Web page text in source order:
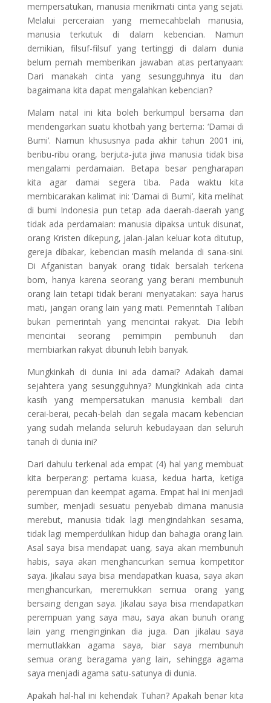
mempersatukan, manusia menikmati cinta yang sejati.
Melalui perceraian yang memecahbelah manusia,
manusia terkutuk di dalam kebencian. Namun
demikian, filsuf-filsuf yang tertinggi di dalam dunia
belum pernah memberikan jawaban atas pertanyaan:
Dari manakah cinta yang sesungguhnya itu dan
bagaimana kita dapat mengalahkan kebencian?
Malam natal ini kita boleh berkumpul bersama dan
mendengarkan suatu khotbah yang bertema: ‘Damai di
Bumi’. Namun khususnya pada akhir tahun 2001 ini,
beribu-ribu orang, berjuta-juta jiwa manusia tidak bisa
mengalami perdamaian. Betapa besar pengharapan
kita agar damai segera tiba. Pada waktu kita
membicarakan kalimat ini: ‘Damai di Bumi’, kita melihat
di bumi Indonesia pun tetap ada daerah-daerah yang
tidak ada perdamaian: manusia dipaksa untuk disunat,
orang Kristen dikepung, jalan-jalan keluar kota ditutup,
gereja dibakar, kebencian masih melanda di sana-sini.
Di Afganistan banyak orang tidak bersalah terkena
bom, hanya karena seorang yang berani membunuh
orang lain tetapi tidak berani menyatakan: saya harus
mati, jangan orang lain yang mati. Pemerintah Taliban
bukan pemerintah yang mencintai rakyat. Dia lebih
mencintai seorang pemimpin pembunuh dan
membiarkan rakyat dibunuh lebih banyak.
Mungkinkah di dunia ini ada damai? Adakah damai
sejahtera yang sesungguhnya? Mungkinkah ada cinta
kasih yang mempersatukan manusia kembali dari
cerai-berai, pecah-belah dan segala macam kebencian
yang sudah melanda seluruh kebudayaan dan seluruh
tanah di dunia ini?
Dari dahulu terkenal ada empat (4) hal yang membuat
kita berperang: pertama kuasa, kedua harta, ketiga
perempuan dan keempat agama. Empat hal ini menjadi
sumber, menjadi sesuatu penyebab dimana manusia
merebut, manusia tidak lagi mengindahkan sesama,
tidak lagi memperdulikan hidup dan bahagia orang lain.
Asal saya bisa mendapat uang, saya akan membunuh
habis, saya akan menghancurkan semua kompetitor
saya. Jikalau saya bisa mendapatkan kuasa, saya akan
menghancurkan, meremukkan semua orang yang
bersaing dengan saya. Jikalau saya bisa mendapatkan
perempuan yang saya mau, saya akan bunuh orang
lain yang menginginkan dia juga. Dan jikalau saya
memutlakkan agama saya, biar saya membunuh
semua orang beragama yang lain, sehingga agama
saya menjadi agama satu-satunya di dunia.
Apakah hal-hal ini kehendak Tuhan? Apakah benar kita